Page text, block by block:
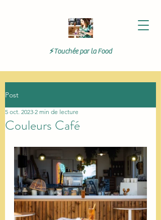
⚡Touchée par la Food
Post
Couleurs Café
5 oct. 2023 2 min de lecture